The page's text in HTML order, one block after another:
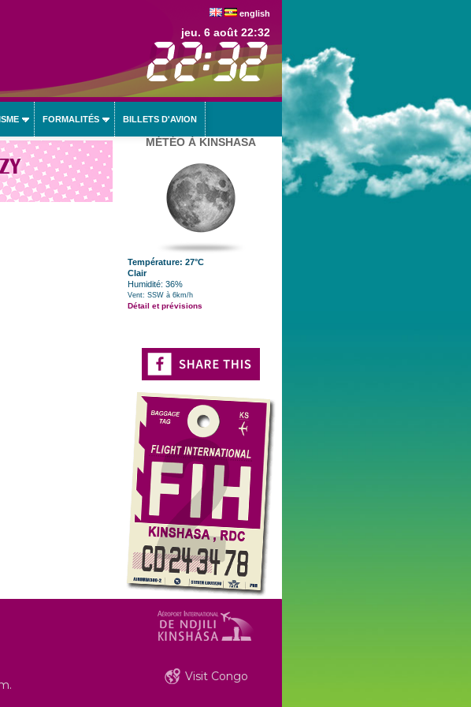
english
jeu. 6 août 22:32
FORMALITÉS BILLETS D'AVION
MÉTÉO À KINSHASA
Température: 27°C
Clair
Humidité: 36%
Vent: SSW à 6km/h
Détail et prévisions
Visit Congo